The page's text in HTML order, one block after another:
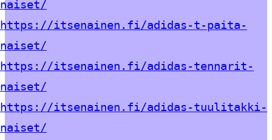
naiset/
https://itsenainen.fi/adidas-t-paita-
naiset/
https://itsenainen.fi/adidas-tennarit-
naiset/
https://itsenainen.fi/adidas-tuulitakki-
naiset/